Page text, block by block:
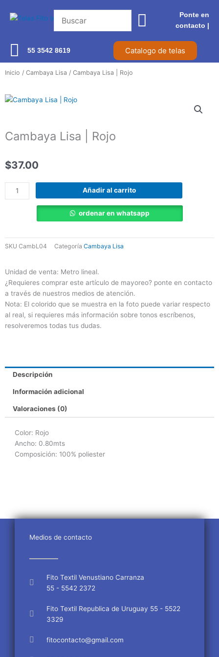
Ponte en
contacto |​
55 3542 8619 Catalogo de telas
Inicio / Cambaya Lisa / Cambaya Lisa | Rojo
Cambaya Lisa | Rojo
$37.00
Cambaya
Lisa
Añadir al carrito
ordenar en whatsapp
SKU CambL04 Categoría Cambaya Lisa
Unidad de venta: Metro lineal.
¿Requieres comprar este artículo de mayoreo? ponte en contacto
a través de nuestros medios de atención.
Nota: El colorido que se muestra en la foto puede variar respecto
al real, si requieres más información sobre tonos escríbenos,
resolveremos todas tus dudas.
Descripción
Información adicional
Valoraciones (0)
Color: Rojo
Ancho: 0.80mts
Composición: 100% poliester
Medios de contacto
Fito Textil Venustiano Carranza
55 - 5542 2372
Fito Textil Republica de Uruguay 55 - 5522
3329
fitocontacto@gmail.com